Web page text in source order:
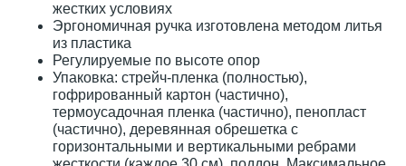
жестких условиях
Эргономичная ручка изготовлена методом литья
из пластика
Регулируемые по высоте опор
Упаковка: стрейч-пленка (полностью),
гофрированный картон (частично),
термоусадочная пленка (частично), пенопласт
(частично), деревянная обрешетка с
горизонтальными и вертикальными ребрами